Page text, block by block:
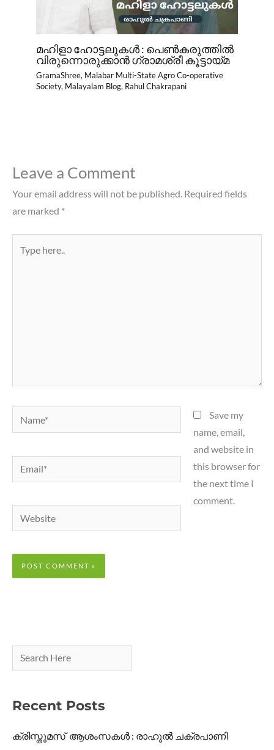
മഹിളാ ഹോട്ടലുകൾ : പെൺകരുത്തിൽ
വിരുന്നൊരുക്കാൻ ഗ്രാമശ്രീ കൂട്ടായ്മ
GramaShree, Malabar Multi-State Agro Co-operative
Society, Malayalam Blog, Rahul Chakrapani
Leave a Comment
Your email address will not be published. Required fields
are marked *
here..
Name*
Email*
Website
Save my
name, email,
and website in
this browser for
the next time I
comment.
Recent Posts
ക്രിസ്തുമസ് ആശംസകൾ : രാഹുൽ ചക്രപാണി